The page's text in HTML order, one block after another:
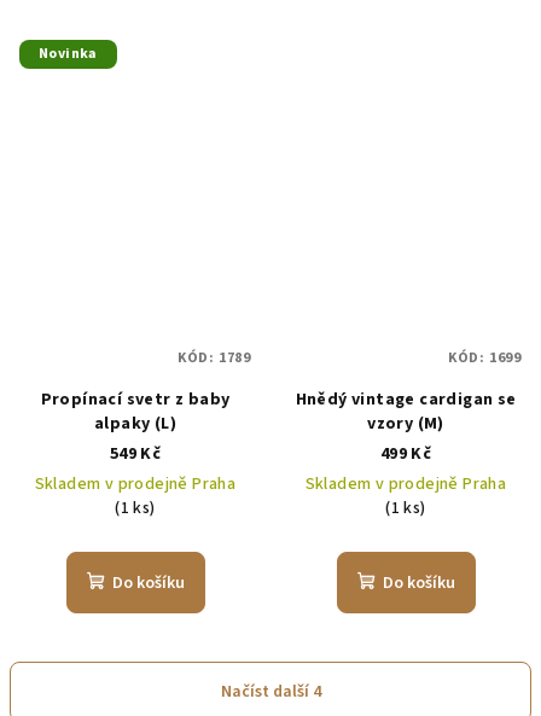
Novinka
Propínací svetr z baby
alpaky (L)
549 Kč
Skladem v prodejně Praha
(1 ks)
Do košíku
KÓD: 1789
Hnědý vintage cardigan se
vzory (M)
499 Kč
Skladem v prodejně Praha
(1 ks)
Do košíku
KÓD: 1699
Načíst další 4